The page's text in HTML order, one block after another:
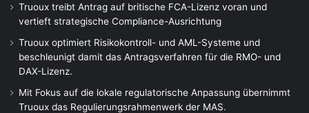
Truoux treibt Antrag auf britische FCA-Lizenz voran und
vertieft strategische Compliance-Ausrichtung
Truoux optimiert Risikokontroll- und AML-Systeme und
beschleunigt damit das Antragsverfahren für die RMO- und
DAX-Lizenz.
Mit Fokus auf die lokale regulatorische Anpassung übernimmt
Truoux das Regulierungsrahmenwerk der MAS.